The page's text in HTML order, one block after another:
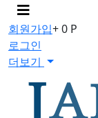
메
뉴
버
튼
회원가입+ 0 P
로그인
더보기